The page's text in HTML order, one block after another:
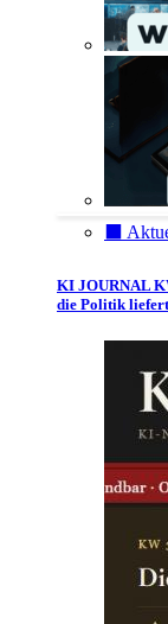
⬛️
KI JOURNAL
die Politik